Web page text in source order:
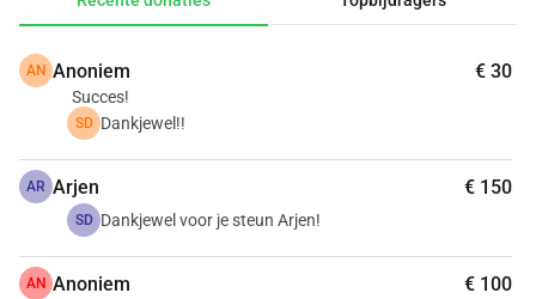
AN Anoniem € 30
Succes!
SD Dankjewel!!
AR Arjen € 150
SD Dankjewel voor je steun Arjen!
AN Anoniem € 100